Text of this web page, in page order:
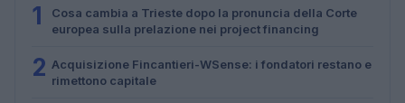
1
Cosa cambia a Trieste dopo la pronuncia della Corte
europea sulla prelazione nei project financing
2 Acquisizione Fincantieri-WSense: i fondatori restano e
rimettono capitale